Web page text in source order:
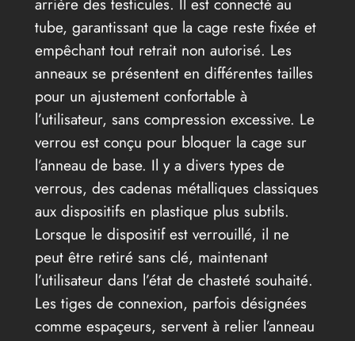
tube, garantissant que la cage reste fixée et
empêchant tout retrait non autorisé. Les
anneaux se présentent en différentes tailles
pour un ajustement confortable à
l’utilisateur, sans compression excessive. Le
verrou est conçu pour bloquer la cage sur
l’anneau de base. Il y a divers types de
verrous, des cadenas métalliques classiques
aux dispositifs en plastique plus subtils.
Lorsque le dispositif est verrouillé, il ne
peut être retiré sans clé, maintenant
l’utilisateur dans l’état de chasteté souhaité.
Les tiges de connexion, parfois désignées
comme espaçeurs, servent à relier l’anneau